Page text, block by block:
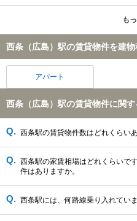
も
西条（広島）駅の賃貸物件を建
アパート
西条（広島）駅の賃貸物件に関
西条駅の賃貸物件数はどれくらい
西条駅の家賃相場はどれくらいで
件はありますか。
西条駅には、何路線乗り入れてい